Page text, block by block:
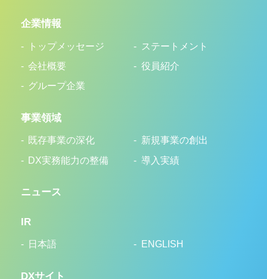
企業情報
トップメッセージ
ステートメント
会社概要
役員紹介
グループ企業
事業領域
既存事業の深化
新規事業の創出
DX実務能力の整備
導入実績
ニュース
IR
日本語 ENGLISH
DXサイト